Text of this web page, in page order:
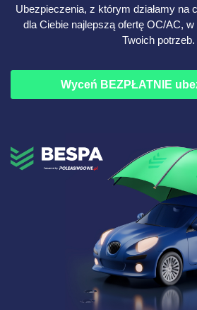
Ubezpieczenia, z którym działamy na
dla Ciebie najlepszą ofertę OC/AC, w
Twoich potrzeb.
Wyceń BEZPŁATNIE